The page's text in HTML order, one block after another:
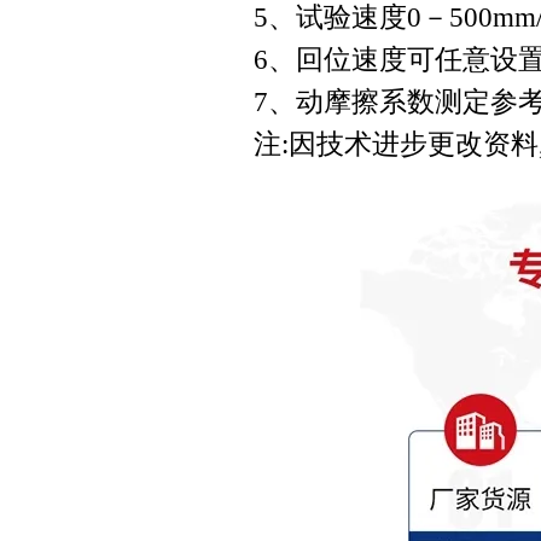
5、试验速度0－
6、回位速度可任意设
7、动摩擦系数测定参
注:因技术进步更改资